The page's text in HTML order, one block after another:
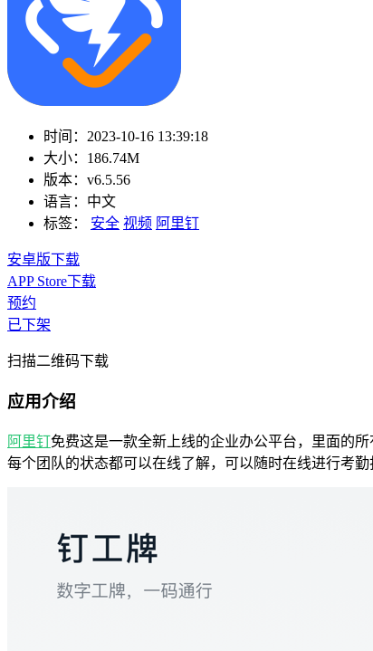
时间： 2023-10-16 13:39:18
大小： 186.74M
版本： v6.5.56
语言： 中文
标签：
安全 视频 阿里钉
安卓版下载
APP Store下载
预约
已下架
扫描二维码下载
应用介绍
阿里钉免费这是一款全新上线的企业办公平台，里面的
每个团队的状态都可以在线了解，可以随时在线进行考勤